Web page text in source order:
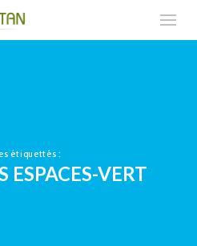
étiquettés :
ESPACES-VERT